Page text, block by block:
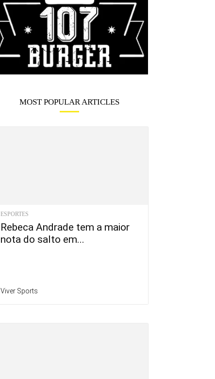
MOST POPULAR ARTICLES
ESPORTES
Rebeca Andrade tem a maior
nota do salto em...
Viver Sports